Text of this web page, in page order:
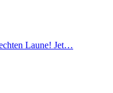
Laune! Jet…